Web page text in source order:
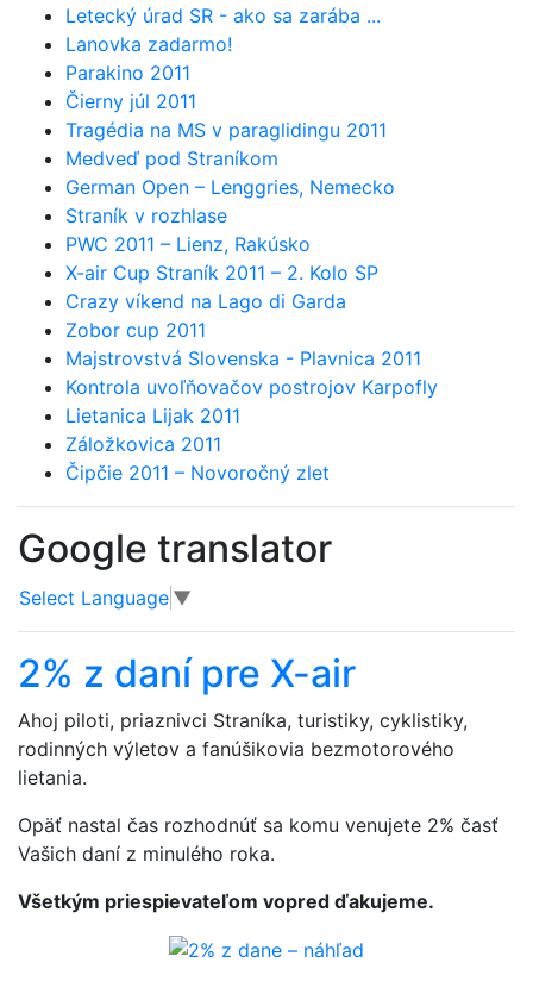
Letecký úrad SR - ako sa zarába ...
Lanovka zadarmo!
Parakino 2011
Čierny júl 2011
Tragédia na MS v paraglidingu 2011
Medveď pod Straníkom
German Open – Lenggries, Nemecko
Straník v rozhlase
PWC 2011 – Lienz, Rakúsko
X-air Cup Straník 2011 – 2. Kolo SP
Crazy víkend na Lago di Garda
Zobor cup 2011
Majstrovstvá Slovenska - Plavnica 2011
Kontrola uvoľňovačov postrojov Karpofly
Lietanica Lijak 2011
Záložkovica 2011
Čipčie 2011 – Novoročný zlet
Google translator
Select Language ▼
2% z daní pre X-air
Ahoj piloti, priaznivci Straníka, turistiky, cyklistiky,
rodinných výletov a fanúšikovia bezmotorového
lietania.
Opäť nastal čas rozhodnúť sa komu venujete 2% časť
Vašich daní z minulého roka.
Všetkým priespievateľom vopred ďakujeme.